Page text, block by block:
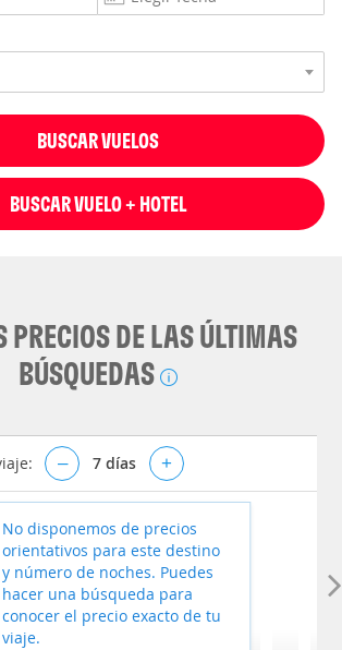
BUSCAR VUELOS
BUSCAR VUELO + HOTEL
PRECIOS DE LAS ÚLTIMAS
BÚSQUEDAS
– 7 días +
No disponemos de precios
orientativos para este destino
y número de noches. Puedes
hacer una búsqueda para
conocer el precio exacto de tu
viaje.